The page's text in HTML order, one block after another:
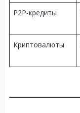
P2P-кредиты
Криптовалюты